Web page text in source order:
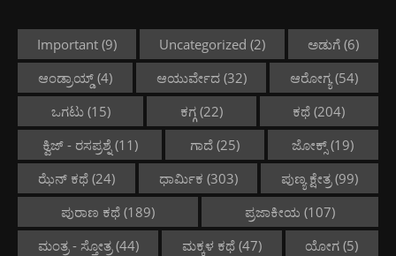
Important (9) Uncategorized (2) ಅಡುಗೆ (6)
ಆಂಡ್ರಾಯ್ಡ್(4) ಆಯುರ್ವೇದ(32) ಆರೋಗ್ಯ(54)
ಒಗಟು(15) ಕಗ್ಗ(22) ಕಥೆ (204)
ಕ್ವಿಜ್ - ರಸಪ್ರಶ್ನೆ(11) ಗಾದೆ(25) ಜೋಕ್ಸ್(19)
ಝೆನ್ ಕಥೆ(24) ಧಾರ್ಮಿಕ (303) ಪುಣ್ಯ ಕ್ಷೇತ್ರ(99)
ಪುರಾಣ ಕಥೆ (189) ಪ್ರಜಾಕೀಯ (107)
ಮಂತ್ರ - ಸ್ತೋತ್ರ(44) ಮಕ್ಕಳ ಕಥೆ(47) ಯೋಗ (5)